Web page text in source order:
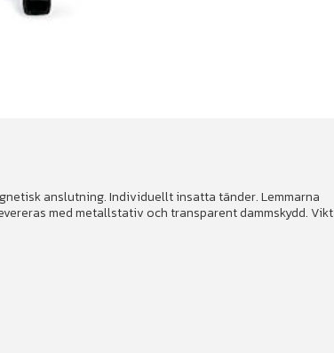
anslutning. Individuellt insatta tänder. Lemmarna
med metallstativ och transparent dammskydd. Vikt